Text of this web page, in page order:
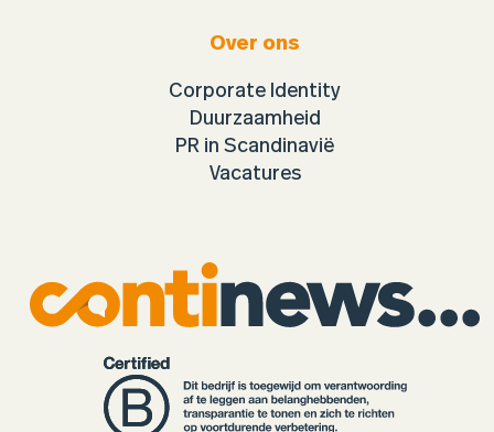
Over ons
Corporate Identity
Duurzaamheid
PR in Scandinavië
Vacatures